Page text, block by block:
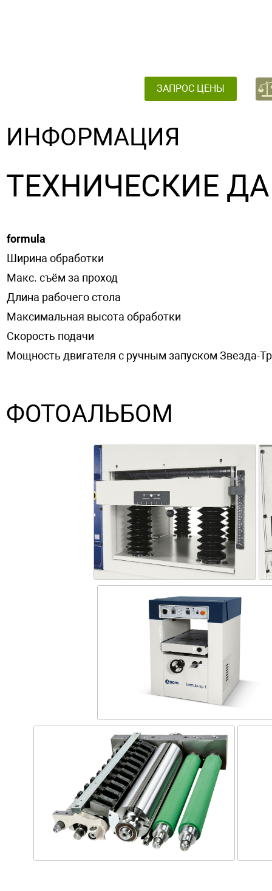
ЗАПРОС ЦЕНЫ
ИНФОРМАЦИЯ
ТЕХНИЧЕСКИЕ
formula
Ширина обработки
Макс. съём за проход
Длина рабочего стола
Максимальная высота обработки
Скорость подачи
Мощность двигателя с ручным запуском Звезда-
ФОТОАЛЬБОМ